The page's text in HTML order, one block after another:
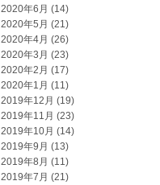
2020年6月 (14)
2020年5月 (21)
2020年4月 (26)
2020年3月 (23)
2020年2月 (17)
2020年1月 (11)
2019年12月 (19)
2019年11月 (23)
2019年10月 (14)
2019年9月 (13)
2019年8月 (11)
2019年7月 (21)